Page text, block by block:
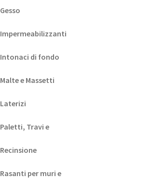
Gesso
Impermeabilizzanti
Intonaci di fondo
Malte e Massetti
Laterizi
Paletti, Travi e
Recinsione
Rasanti per muri e